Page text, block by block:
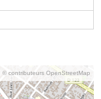
© contributeurs OpenStreetMap